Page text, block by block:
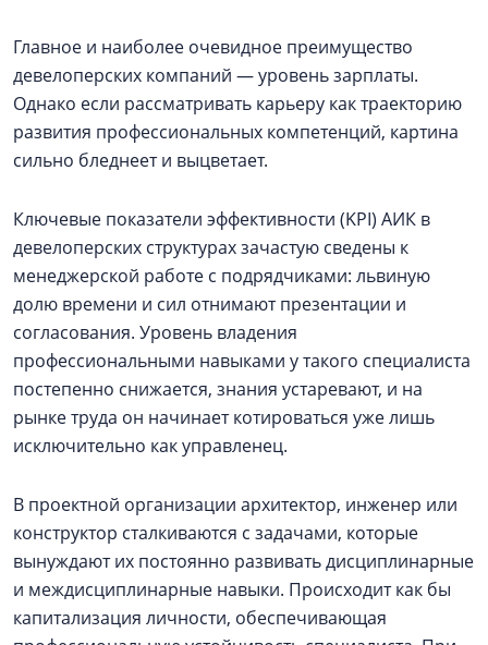
Главное и наиболее очевидное преимущество
девелоперских компаний — уровень зарплаты.
Однако если рассматривать карьеру как траекторию
развития профессиональных компетенций, картина
сильно бледнеет и выцветает.
Ключевые показатели эффективности (KPI) АИК в
девелоперских структурах зачастую сведены к
менеджерской работе с подрядчиками: львиную
долю времени и сил отнимают презентации и
согласования. Уровень владения
профессиональными навыками у такого специалиста
постепенно снижается, знания устаревают, и на
рынке труда он начинает котироваться уже лишь
исключительно как управленец.
В проектной организации архитектор, инженер или
конструктор сталкиваются с задачами, которые
вынуждают их постоянно развивать дисциплинарные
и междисциплинарные навыки. Происходит как бы
капитализация личности, обеспечивающая